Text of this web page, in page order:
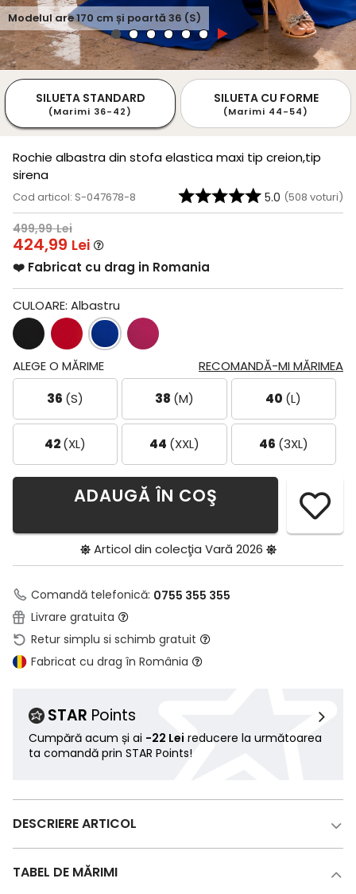
Modelul are170 cm și poartă 36 (S)
SILUETA STANDARD
(Marimi 36-42)
SILUETA CU FORME
(Marimi 44-54)
Rochie albastra din stofa elastica maxi tip creion,tip
sirena
Cod articol: S-047678-8 5.0 (508 voturi)
499,99 Lei
424,99 Lei
❤️ Fabricat cu drag in Romania
CULOARE: Albastru
RECOMANDĂ-MI MĂRIMEA
ALEGE O MĂRIME
36 (S) 38 (M) 40 (L)
42(XL) 44 (XXL) 46 (3XL)
ADAUGĂ ÎN COŞ
Articol din colecţia Vară 2026
Comandă telefonică: 0755 355 355
Livrare gratuita
Retur simplu si schimb gratuit
Fabricat cu drag în România
STAR Points
Cumpără acum și ai -22 Lei reducere la următoarea
ta comandă prin STAR Points!
DESCRIERE ARTICOL
TABEL DE MĂRIMI